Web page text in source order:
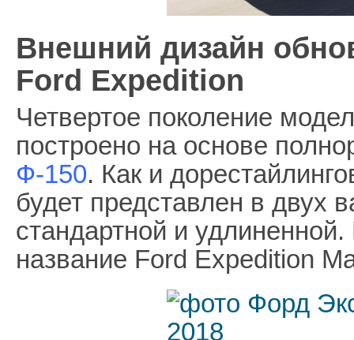
Внешний дизайн
Ford Expedition
Четвертое поколение
построено на основе
Ф-150. Как и
будет представлен в двух
стандартной и
название Ford Expedition